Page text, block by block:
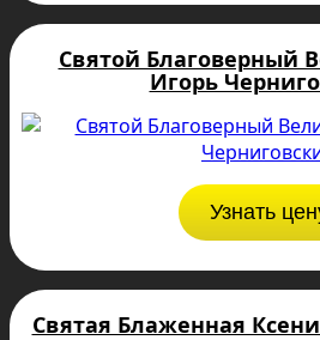
Святой Благоверный
Игорь
Узнать
Святая Блаженная